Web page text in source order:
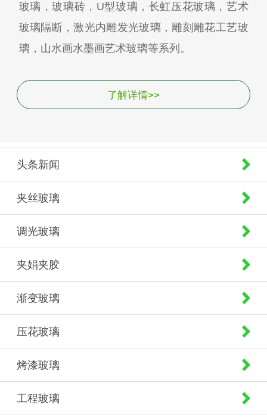
玻璃，玻璃砖，U型玻璃，长虹压花玻璃，艺术
玻璃隔断，激光内雕发光玻璃，雕刻雕花工艺玻
璃，山水画水墨画艺术玻璃等系列。
了解详情>>
头条新闻
夹丝玻璃
调光玻璃
夹娟夹胶
渐变玻璃
压花玻璃
烤漆玻璃
工程玻璃